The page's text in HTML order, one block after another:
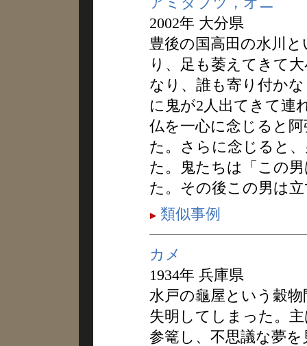
2002年 大分県
豊後の国高田の水川
り、足も萎えてきて
なり、誰も寄り付か
に鬼が2人出てきて連
仏を一心に念じると
た。さらに念じると
た。鬼たちは「この
た。その後この男は
類似事例
カメ
1934年 兵庫県
水戸の龜屋という穀
失明してしまった。
参篭し、不思議な夢